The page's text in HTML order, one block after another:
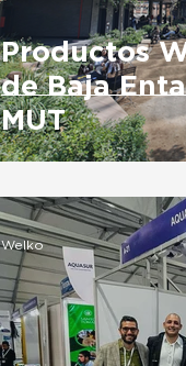
Productos
de Baja
MUT
Welko